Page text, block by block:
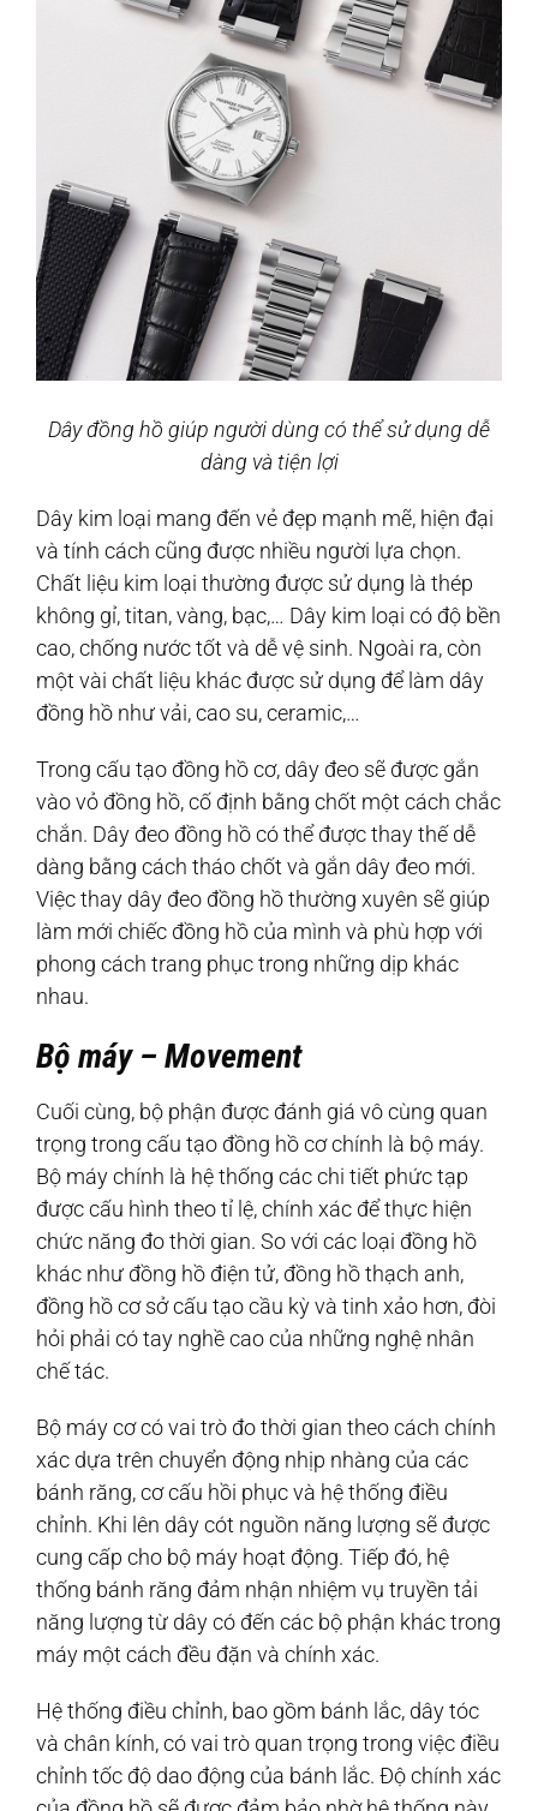
Dây đồng hồ giúp người dùng có thể sử dụng dễ
dàng và tiện lợi
Dây kim loại mang đến vẻ đẹp mạnh mẽ, hiện đại
và tính cách cũng được nhiều người lựa chọn.
Chất liệu kim loại thường được sử dụng là thép
không gỉ, titan, vàng, bạc,… Dây kim loại có độ bền
cao, chống nước tốt và dễ vệ sinh. Ngoài ra, còn
một vài chất liệu khác được sử dụng để làm dây
đồng hồ như vải, cao su, ceramic,…
Trong cấu tạo đồng hồ cơ, dây đeo sẽ được gắn
vào vỏ đồng hồ, cố định bằng chốt một cách chắc
chắn. Dây đeo đồng hồ có thể được thay thế dễ
dàng bằng cách tháo chốt và gắn dây đeo mới.
Việc thay dây đeo đồng hồ thường xuyên sẽ giúp
làm mới chiếc đồng hồ của mình và phù hợp với
phong cách trang phục trong những dịp khác
nhau.
Bộ máy – Movement
Cuối cùng, bộ phận được đánh giá vô cùng quan
trọng trong cấu tạo đồng hồ cơ chính là bộ máy.
Bộ máy chính là hệ thống các chi tiết phức tạp
được cấu hình theo tỉ lệ, chính xác để thực hiện
chức năng đo thời gian. So với các loại đồng hồ
khác như đồng hồ điện tử, đồng hồ thạch anh,
đồng hồ cơ sở cấu tạo cầu kỳ và tinh xảo hơn, đòi
hỏi phải có tay nghề cao của những nghệ nhân
chế tác.
Bộ máy cơ có vai trò đo thời gian theo cách chính
xác dựa trên chuyển động nhịp nhàng của các
bánh răng, cơ cấu hồi phục và hệ thống điều
chỉnh. Khi lên dây cót nguồn năng lượng sẽ được
cung cấp cho bộ máy hoạt động. Tiếp đó, hệ
thống bánh răng đảm nhận nhiệm vụ truyền tải
năng lượng từ dây có đến các bộ phận khác trong
máy một cách đều đặn và chính xác.
Hệ thống điều chỉnh, bao gồm bánh lắc, dây tóc
và chân kính, có vai trò quan trọng trong việc điều
chỉnh tốc độ dao động của bánh lắc. Độ chính xác